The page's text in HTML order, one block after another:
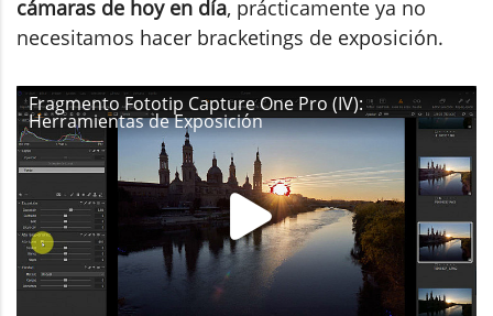
cámaras de hoy en día, prácticamente ya no
necesitamos hacer bracketings de exposición.
Fragmento Fototip Capture One Pro (IV):
Herramientas de Exposición